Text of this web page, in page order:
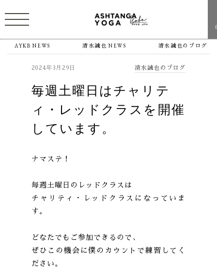
AYKB NEWS 清水誠也 NEWS 清水誠也のブログ
2024年3月29日 清水誠也のブログ
毎週土曜日はチャリテ
ィ・レッドクラスを開催
しています。
ナマステ！
毎週土曜日のレッドクラスは
チャリティ・レッドクラスになっていま
す。
どなたでもご参加できるので、
ぜひこの機会に僕のカウントで練習してく
ださい。